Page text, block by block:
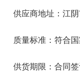
供应商地址：江
质量标准：符合
供货期限：合同